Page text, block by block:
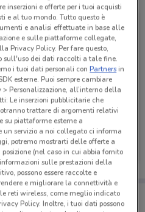
105 m
sempre con te!
offerte dei negozi vicino a te,
inserzioni e offerte per i tuoi acquisti
e al tuo mondo. Tutto questo è
e analisi effettuate in base alle
e sulle piattaforme collegate,
Privacy Policy. Per fare questo,
sull'uso dei dati raccolti a tale fine.
i tuoi dati personali conPartnersin
esterne. Puoi sempre cambiare
Personalizzazione, all’interno della
Le inserzioni pubblicitarie che
trattare di argomenti relativi
piattaforme esterne a
un servizio a noi collegato ci informa
potremo mostrarti delle offerte a
(nel caso in cui abbia fornito
sulle prestazioni della
possono essere raccolte e
e migliorare la connettività e
reti wireless, come meglio indicato
Policy. Inoltre, i tuoi dati possono